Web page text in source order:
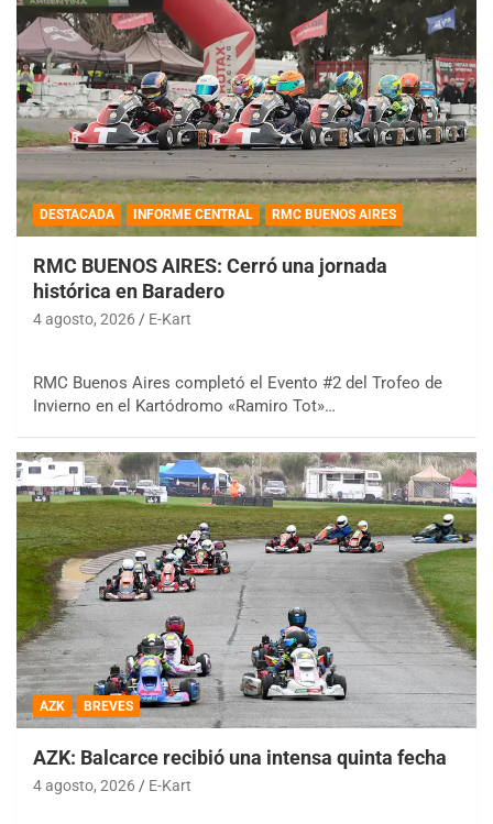
DESTACADA INFORME CENTRAL RMC BUENOS AIRES
RMC BUENOS AIRES: Cerró una jornada
histórica en Baradero
4 agosto, 2026 E-Kart
RMC Buenos Aires completó el Evento #2 del Trofeo de
Invierno en el Kartódromo «Ramiro Tot»…
AZK BREVES
AZK: Balcarce recibió una intensa quinta fecha
4 agosto, 2026 E-Kart